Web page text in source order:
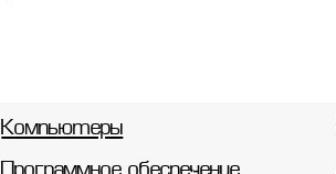
Компьютеры